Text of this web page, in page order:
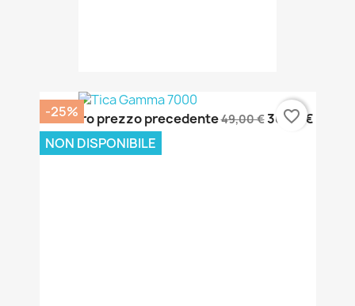
Il nostro prezzo precedente49,00 €36,75 €
-25%
NON DISPONIBILE
favorite_border